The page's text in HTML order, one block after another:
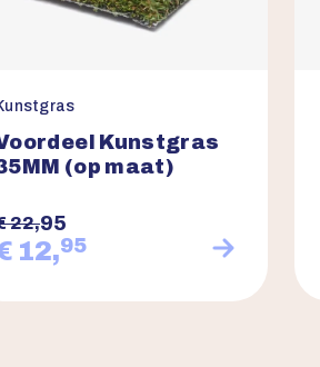
Kunstgras
(op maat)
22,95
12,95